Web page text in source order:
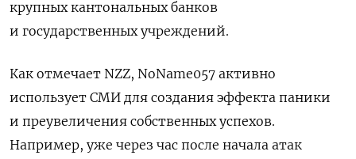
крупных кантональных банков
и государственных учреждений.
Как отмечает NZZ, NoName057 активно
использует СМИ для создания эффекта паники
и преувеличения собственных успехов.
Например, уже через час после начала атак